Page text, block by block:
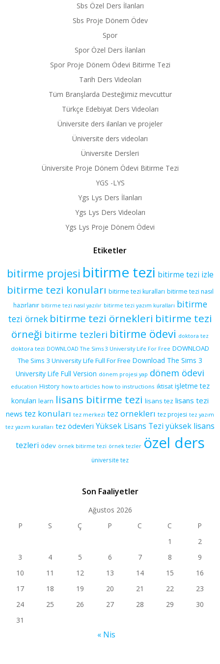
Sbs Özel Ders İlanları
Sbs Proje Dönem Ödev
Spor
Spor Özel Ders İlanları
Spor Proje Dönem Ödevi Bitirme Tezi
Tarih Ders Videoları
Tüm Branşlarda Desteğimiz mevcuttur
Türkçe Edebiyat Ders Videoları
Üniversite ders ilanları ve projeler
Üniversite ders videoları
Üniversite Dersleri
Üniversite Proje Dönem Ödevi Bitirme Tezi
YGS -LYS
Ygs Lys Ders İlanları
Ygs Lys Ders Videoları
Ygs Lys Proje Dönem Ödevi
Etiketler
bitirme projesi bitirme tezi bitirme tezi izle
bitirme tezi konuları bitirme tezi kuralları bitirme tezi nasıl
hazırlanır bitirme tezi nasıl yazılır bitirme tezi yazım kuralları bitirme
tezi örnek bitirme tezi örnekleri bitirme tezi
örneği bitirme tezleri bitirme ödevi doktora tez
doktora tezi DOWNLOAD The Sims 3 University Life For Free DOWNLOAD
The Sims 3 University Life Full For Free Download The Sims 3
University Life Full Version dönem projesi yap dönem ödevi
education History how to articles how to instructions iktisat işletme tez
konuları learn lisans bitirme tezi lisans tez lisans tezi
news tez konuları tez merkezi tez orneklerı tez projesi tez yazım
tez yazım kuralları tez ödevleri Yüksek Lisans Tezi yüksek lisans
tezleri ödev örnek bitirme tezi örnek tezler özel ders
üniversite tez
Son Faaliyetler
Ağustos 2026
P
S Ç P C C
P
1
2
3
4 5 6 7 8
9
10
11 12 13 14 15
16
17
18 19 20 21 22
23
24
25 26 27 28 29
30
31
« Nis